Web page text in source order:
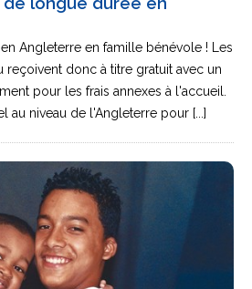
Angleterre en famille bénévole ! Les
reçoivent donc à titre gratuit avec un
pour les frais annexes à l'accueil.
au niveau de l'Angleterre pour [...]